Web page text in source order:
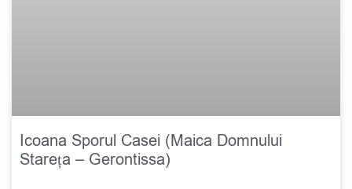
Icoana Sporul Casei (Maica Domnului
Stareța – Gerontissa)